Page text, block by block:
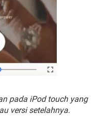
pada iPod touch yang
versi setelahnya.